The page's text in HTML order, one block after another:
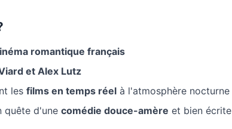
romantique français
et Alex Lutz
les films en temps réel à l'atmosphère nocturne
quête d'une comédie douce-amère et bien écrite